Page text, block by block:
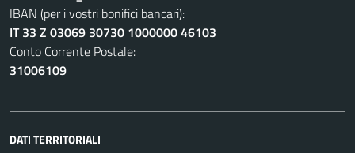
IBAN (per i vostri bonifici bancari):
IT 33 Z 03069 30730 1000000 46103
Conto Corrente Postale:
31006109
DATI TERRITORIALI